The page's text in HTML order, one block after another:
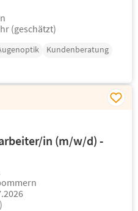
(geschätzt)
Kundenberatung
in (m/w/d) -